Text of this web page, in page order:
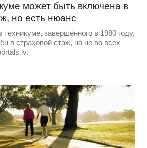
может быть включена в
но есть нюанс
завершённого в 1980 году,
в страховой стаж, но не во всех